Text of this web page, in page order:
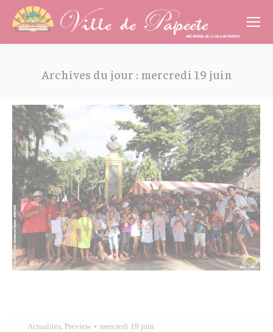
Archives du jour : mercredi 19 juin
Actualités, Preview mercredi 19 juin
Cookies management panel